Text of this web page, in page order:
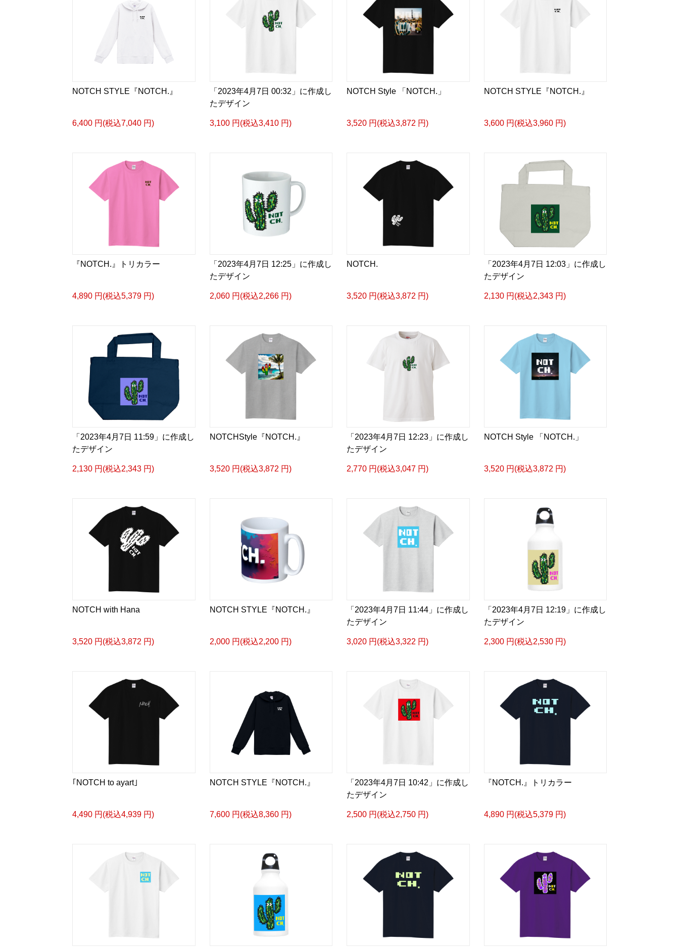
NOTCH STYLE『NOTCH.』
6,400 円(税込7,040 円)
「2023年4月7日 00:32」に作成し
たデザイン
3,100 円(税込3,410 円)
NOTCH Style 「NOTCH.」
3,520 円(税込3,872 円)
NOTCH STYLE『NOTCH.』
3,600 円(税込3,960 円)
『NOTCH.』トリカラー
4,890 円(税込5,379 円)
「2023年4月7日 12:25」に作成し
たデザイン
2,060 円(税込2,266 円)
NOTCH.
3,520 円(税込3,872 円)
「2023年4月7日 12:03」に作成し
たデザイン
2,130 円(税込2,343 円)
「2023年4月7日 11:59」に作成し
たデザイン
2,130 円(税込2,343 円)
NOTCHStyle『NOTCH.』
3,520 円(税込3,872 円)
「2023年4月7日 12:23」に作成し
たデザイン
2,770 円(税込3,047 円)
NOTCH Style 「NOTCH.」
3,520 円(税込3,872 円)
NOTCH with Hana
3,520 円(税込3,872 円)
NOTCH STYLE『NOTCH.』
2,000 円(税込2,200 円)
「2023年4月7日 11:44」に作成し
たデザイン
3,020 円(税込3,322 円)
「2023年4月7日 12:19」に作成し
たデザイン
2,300 円(税込2,530 円)
｢NOTCH to ayart｣
4,490 円(税込4,939 円)
NOTCH STYLE『NOTCH.』
7,600 円(税込8,360 円)
「2023年4月7日 10:42」に作成し
たデザイン
2,500 円(税込2,750 円)
『NOTCH.』トリカラー
4,890 円(税込5,379 円)